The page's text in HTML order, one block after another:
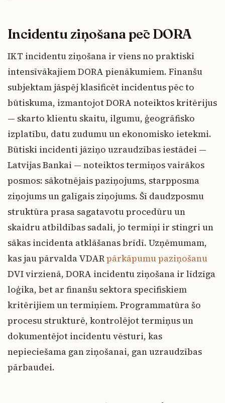
Incidentu ziņošana pēc DORA
IKT incidentu ziņošana ir viens no praktiski
intensīvākajiem DORA pienākumiem. Finanšu
subjektam jāspēj klasificēt incidentus pēc to
būtiskuma, izmantojot DORA noteiktos kritērijus
— skarto klientu skaitu, ilgumu, ģeogrāfisko
izplatību, datu zudumu un ekonomisko ietekmi.
Būtiski incidenti jāziņo uzraudzības iestādei —
Latvijas Bankai — noteiktos termiņos vairākos
posmos: sākotnējais paziņojums, starpposma
ziņojums un galīgais ziņojums. Šī daudzposmu
struktūra prasa sagatavotu procedūru un
skaidru atbildības sadali, jo termiņi ir stingri un
sākas incidenta atklāšanas brīdī. Uzņēmumam,
kas jau pārvalda VDARpārkāpumu paziņošanu
DVI virzienā, DORA incidentu ziņošana ir līdzīga
loģika, bet ar finanšu sektora specifiskiem
kritērijiem un termiņiem. Programmatūra šo
procesu strukturē, kontrolējot termiņus un
dokumentējot incidentu vēsturi, kas
nepieciešama gan ziņošanai, gan uzraudzības
pārbaudei.